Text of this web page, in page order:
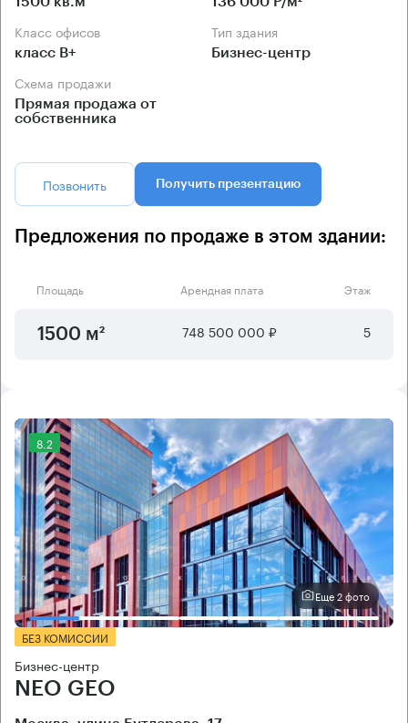
Класс офисов
класс B+
Тип здания
Бизнес-центр
Схема продажи
Прямая продажа от
собственника
Позвонить Получить презентацию
Предложения по продаже в этом здании:
Площадь Арендная плата Этаж
1500 м² 748 500 000 ₽ 5
8.2
Еще 2 фото
БЕЗ КОМИССИИ
Бизнес-центр
NEO GEO